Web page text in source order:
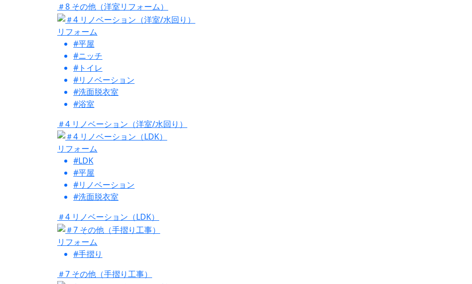
＃8 その他（洋室リフォーム）
リフォーム
#平屋
#ニッチ
#トイレ
#リノベーション
#洗面脱衣室
#浴室
＃4 リノベーション（洋室/水回り）
リフォーム
#LDK
#平屋
#リノベーション
#洗面脱衣室
＃4 リノベーション（LDK）
リフォーム
#手摺り
＃7 その他（手摺り工事）